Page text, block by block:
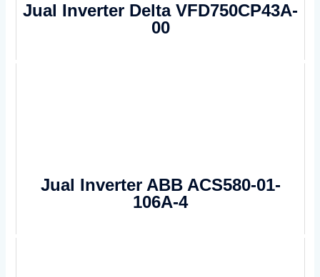
Jual Inverter Delta VFD750CP43A-
00
Jual Inverter ABB ACS580-01-
106A-4